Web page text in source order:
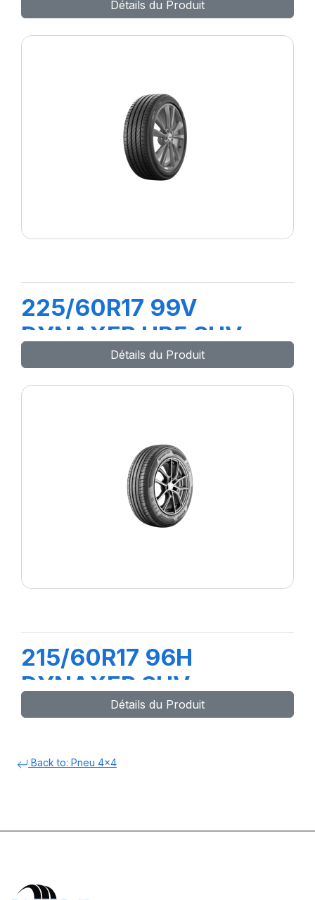
Détails du Produit
225/60R17 99V
DYNAXER HP5 SUV
Détails du Produit
215/60R17 96H
DYNAXER SUV
Détails du Produit
Back to: Pneu 4x4